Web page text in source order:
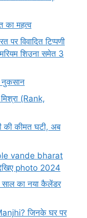
का महत्व
पर विवादित टिप्पणी
शिउना समेत 3
नुकसान
(Rank,
की कीमत घटी, अब
vande bharat
photo 2024
का नया कैलेंडर
जिनके घर पर